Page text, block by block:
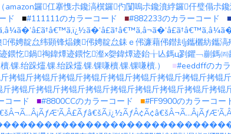
鑼仜搴愯尗鑱滈檱鑼仢闅嗚尗鑱濆綍鑼仠璧傝尗鑱
ド ■#111111のカラーコード ■#882233のカラーコード ■
伄娉靛厽纬顕锋煰鐭伄娉靛厽銇ｅ伄濂藉伄鐟刦j鑴欐紡鑴
忔鍋祹鍏燂迹鍡忔瀣х妴鍏燂迹鈶╁亾鎷ц剹鑺﹁剻鎷㈣
锞.绐跺爧.锞.绐跺爧.锞.锞嗛櫝.锞.锞嗛櫝.）
■#eeddffのカ
拷锟斤拷锟斤拷锟斤拷锟斤拷锟斤拷锟斤拷锟斤拷锟斤拷
拷锟斤拷锟斤拷锟斤拷锟斤拷锟斤拷锟斤拷锟斤拷锟斤拷锟
コード ■#8800CCのカラーコード ■#FF9900のカラーコー